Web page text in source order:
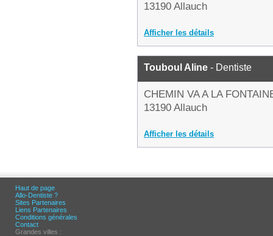
13190 Allauch
Afficher les détails
Touboul Aline - Dentiste
CHEMIN VA A LA
13190 Allauch
Afficher les détails
Haut de page
Allo-Dentiste ?
Sites Partenaires
Liens Partenaires
Conditions générales
Contact
Grandes villes :